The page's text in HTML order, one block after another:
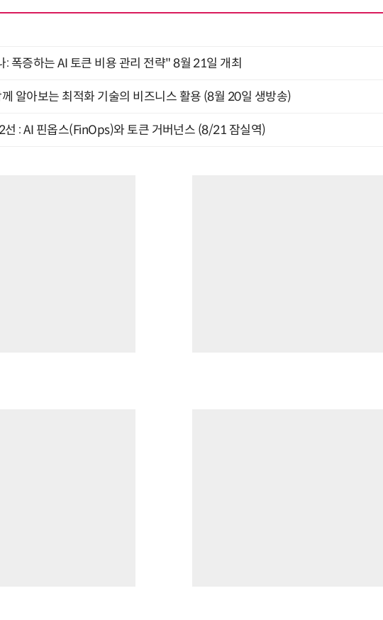
: 폭증하는 AI 토큰 비용 관리 전략" 8월 21일 개최
알아보는 최적화 기술의 비즈니스 활용 (8월 20일 생방송)
선 : AI 핀옵스(FinOps)와 토큰 거버넌스 (8/21 잠실역)